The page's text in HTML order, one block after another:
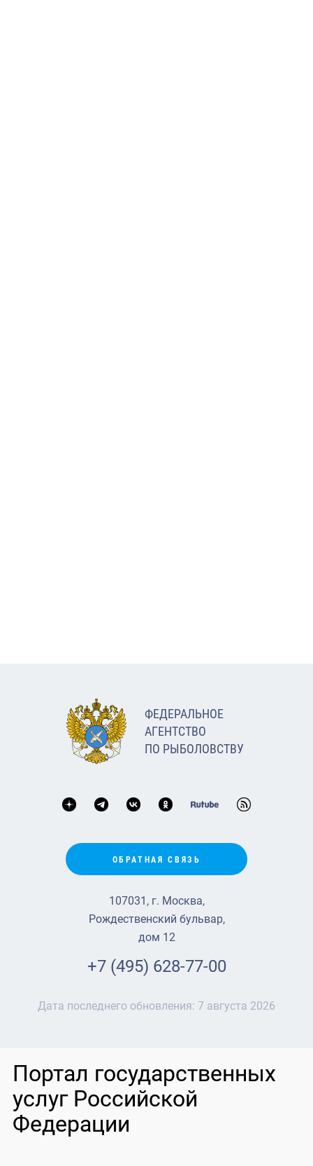
ФЕДЕРАЛЬНОЕ
АГЕНТСТВО
ПО РЫБОЛОВСТВУ
ОБРАТНАЯ СВЯЗЬ
107031, г. Москва,
Рождественский бульвар,
дом 12
+7 (495) 628-77-00
Дата последнего обновления: 7 августа 2026
Портал государственных
услуг Российской
Федерации